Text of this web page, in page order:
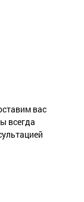
вас
всегда